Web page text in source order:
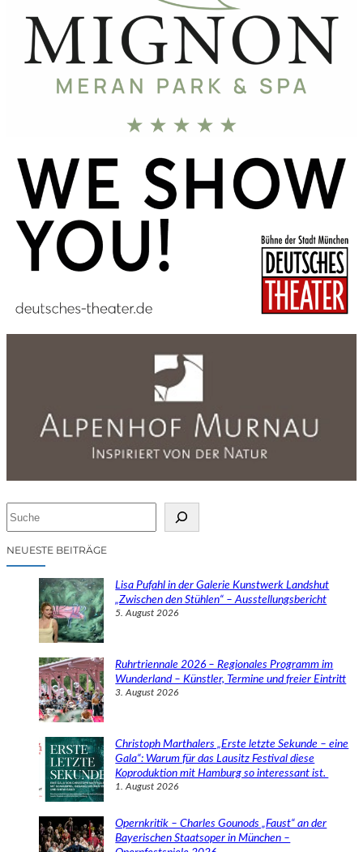
cNEUESTE BEITRÄGE
Lisa Pufahl in der Galerie Kunstwerk Landshut
„Zwischen den Stühlen“ – Ausstellungsbericht
5. August 2026
Ruhrtriennale 2026 – Regionales Programm im
Wunderland – Künstler, Termine und freier Eintritt
3. August 2026
Christoph Marthalers „Erste letzte Sekunde – eine
Gala“: Warum für das Lausitz Festival diese
Koproduktion mit Hamburg so interessant ist.
1. August 2026
Opernkritik – Charles Gounods „Faust“ an der
Bayerischen Staatsoper in München –